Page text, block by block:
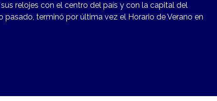
relojes con el centro del país y con la capital del
pasado, terminó por última vez el Horario de Verano en